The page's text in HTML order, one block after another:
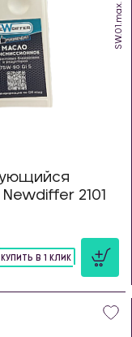
SW.01.max.
2101
КУПИТЬ В 1 КЛИК